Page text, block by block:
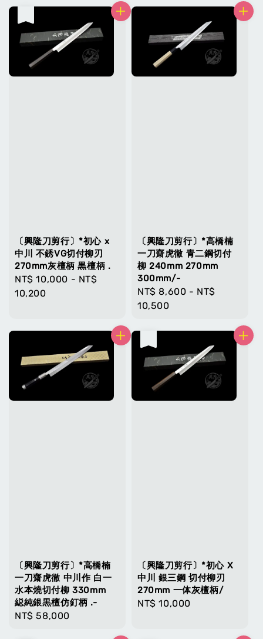
〔興隆刀剪行〕*初心 x
中川 不銹VG切付柳刃
270mm灰檀柄 黒檀柄 .
Regular
price
NT$ 10,000 - NT$
10,200
〔興隆刀剪行〕*高橋楠
一刀齋虎徹 青二鋼切付
柳 240mm 270mm
300mm/-
Regular
price
NT$ 8,600 - NT$
10,500
〔興隆刀剪行〕*高橋楠
一刀齋虎徹 中川作 白一
水本燒切付柳 330mm
縂純銀黒檀仿釘柄 .-
Regular
NT$ 58,000
〔興隆刀剪行〕*初心 X
中川 銀三鋼 切付柳刃
270mm 一体灰檀柄/
Regular
NT$ 10,000